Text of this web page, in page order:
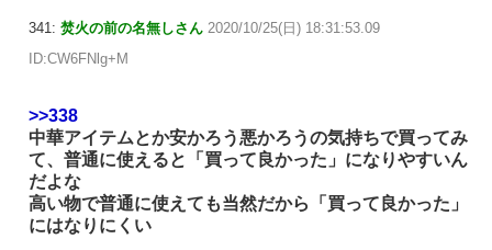
341: 焚火の前の名無しさん 2020/10/25(日) 18:31:53.09
ID:CW6FNlg+M
>>338
中華アイテムとか安かろう悪かろうの気持ちで買ってみ
て、普通に使えると「買って良かった」になりやすいん
だよな
高い物で普通に使えても当然だから「買って良かった」
にはなりにくい